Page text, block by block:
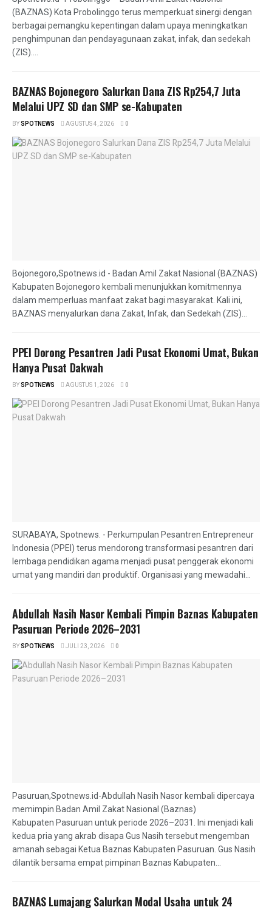
(BAZNAS) Kota Probolinggo terus memperkuat sinergi dengan
berbagai pemangku kepentingan dalam upaya meningkatkan
penghimpunan dan pendayagunaan zakat, infak, dan sedekah
(ZIS)....
BAZNAS Bojonegoro Salurkan Dana ZIS Rp254,7 Juta
Melalui UPZ SD dan SMP se-Kabupaten
BYSPOTNEWS AGUSTUS 4, 2026 0
Bojonegoro,Spotnews.id - Badan Amil Zakat Nasional (BAZNAS)
Kabupaten Bojonegoro kembali menunjukkan komitmennya
dalam memperluas manfaat zakat bagi masyarakat. Kali ini,
BAZNAS menyalurkan dana Zakat, Infak, dan Sedekah (ZIS)...
PPEI Dorong Pesantren Jadi Pusat Ekonomi Umat, Bukan
Hanya Pusat Dakwah
BYSPOTNEWS AGUSTUS 1, 2026 0
SURABAYA, Spotnews. - Perkumpulan Pesantren Entrepreneur
Indonesia (PPEI) terus mendorong transformasi pesantren dari
lembaga pendidikan agama menjadi pusat penggerak ekonomi
umat yang mandiri dan produktif. Organisasi yang mewadahi...
Abdullah Nasih Nasor Kembali Pimpin Baznas Kabupaten
Pasuruan Periode 2026–2031
BYSPOTNEWS JULI 23, 2026 0
Pasuruan,Spotnews.id-Abdullah Nasih Nasor kembali dipercaya
memimpin Badan Amil Zakat Nasional (Baznas)
Kabupaten Pasuruan untuk periode 2026–2031. Ini menjadi kali
kedua pria yang akrab disapa Gus Nasih tersebut mengemban
amanah sebagai Ketua Baznas Kabupaten Pasuruan. Gus Nasih
dilantik bersama empat pimpinan Baznas Kabupaten...
BAZNAS Lumajang Salurkan Modal Usaha untuk 24